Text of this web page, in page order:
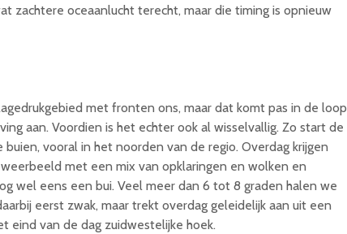
zachtere oceaanlucht terecht, maar die timing is opnieuw
met fronten ons, maar dat komt pas in de loop
aan. Voordien is het echter ook al wisselvallig. Zo start de
vooral in het noorden van de regio. Overdag krijgen
met een mix van opklaringen en wolken en
wel eens een bui. Veel meer dan 6 tot 8 graden halen we
eerst zwak, maar trekt overdag geleidelijk aan uit een
eind van de dag zuidwestelijke hoek.